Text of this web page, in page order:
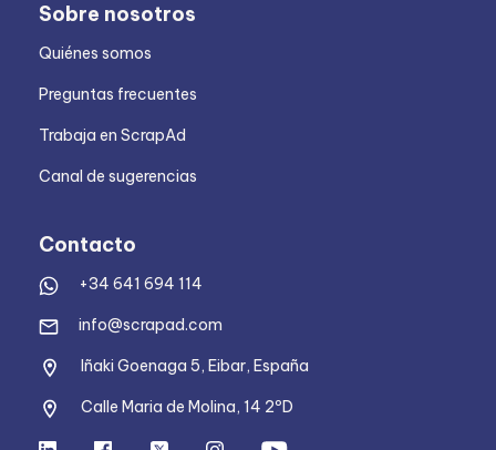
Sobre nosotros
Quiénes somos
Preguntas frecuentes
Trabaja en ScrapAd
Canal de sugerencias
Contacto
+34 641 694 114
info@scrapad.com
Iñaki Goenaga 5, Eibar, España
Calle Maria de Molina, 14 2ºD